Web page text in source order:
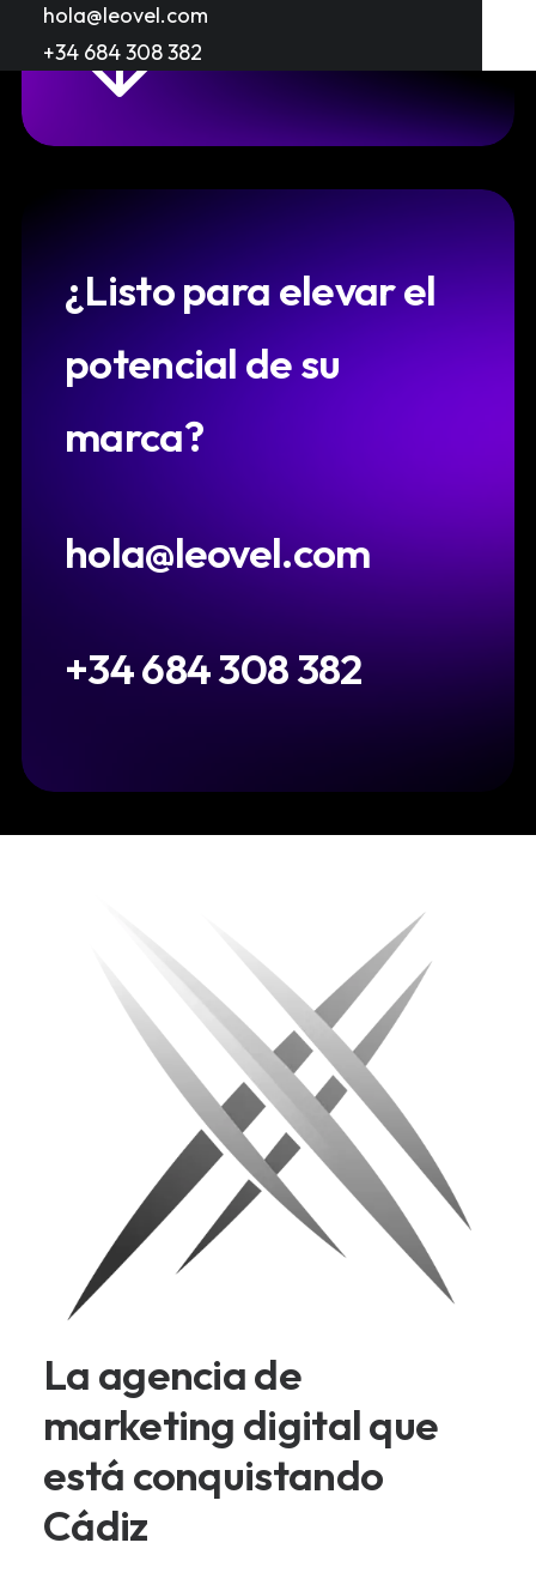
hola@leovel.com
+34 684 308 382
¿Listo para elevar el
potencial de su
marca?
hola@leovel.com
+34 684 308 382
La agencia de
marketing digital que
está conquistando
Cádiz